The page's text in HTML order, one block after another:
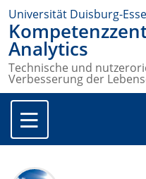
Universität Duisburg-
Analytics
Technische und
Verbesserung der